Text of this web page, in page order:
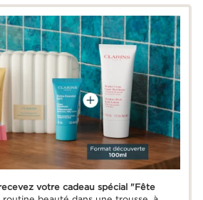
votre cadeau spécial "Fête